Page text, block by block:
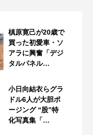
槙原寛己が20歳で
買った初愛車・ソ
アラに興奮「デジ
タルパネル…
小日向結衣らグラ
ドル6人が大胆ポ
ージング “股”特
化写真集「…